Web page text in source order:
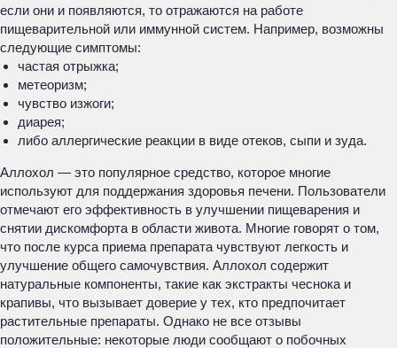
если они и появляются, то отражаются на работе
пищеварительной или иммунной систем. Например, возможны
следующие симптомы:
частая отрыжка;
метеоризм;
чувство изжоги;
диарея;
либо аллергические реакции в виде отеков, сыпи и зуда.
Аллохол — это популярное средство, которое многие
используют для поддержания здоровья печени. Пользователи
отмечают его эффективность в улучшении пищеварения и
снятии дискомфорта в области живота. Многие говорят о том,
что после курса приема препарата чувствуют легкость и
улучшение общего самочувствия. Аллохол содержит
натуральные компоненты, такие как экстракты чеснока и
крапивы, что вызывает доверие у тех, кто предпочитает
растительные препараты. Однако не все отзывы
положительные: некоторые люди сообщают о побочных